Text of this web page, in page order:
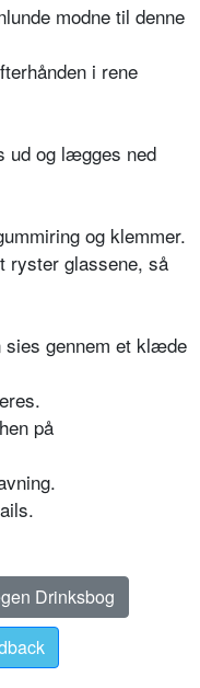
modne til denne
i rene
ud og lægges ned
og klemmer.
ryster glassene, så
sies gennem et klæde
på
Drinksbog